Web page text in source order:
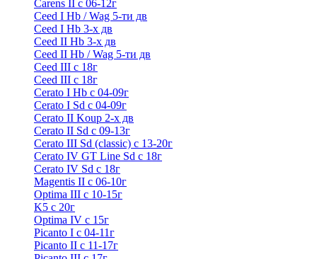
Carens II c 06-12г
Ceed I Hb / Wag 5-ти дв
Ceed I Hb 3-х дв
Ceed II Hb 3-х дв
Ceed II Hb / Wag 5-ти дв
Ceed III с 18г
Ceed III с 18г
Cerato I Hb с 04-09г
Cerato I Sd с 04-09г
Cerato II Koup 2-х дв
Cerato II Sd c 09-13г
Cerato III Sd (classic) с 13-20г
Cerato IV GT Line Sd с 18г
Cerato IV Sd с 18г
Magentis II с 06-10г
Optima III с 10-15г
K5 с 20г
Optima IV с 15г
Picanto I с 04-11г
Picanto II c 11-17г